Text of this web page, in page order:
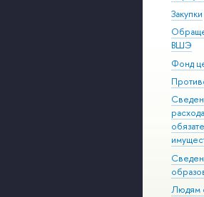
Закупки
ВШЭ
Фонд
Людям